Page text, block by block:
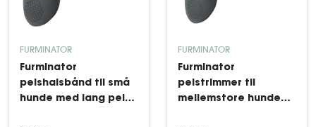
FURMINATOR
Furminator
pelshalsbånd til små
hunde med lang pels
FURMINATOR
Furminator
pelstrimmer til
mellemstore hunde